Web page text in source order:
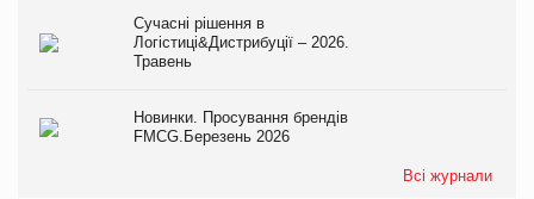
Сучасні рішення в
Логістиці&Дистрибуції – 2026.
Травень
Новинки. Просування брендів
FMCG.Березень 2026
Всі журнали